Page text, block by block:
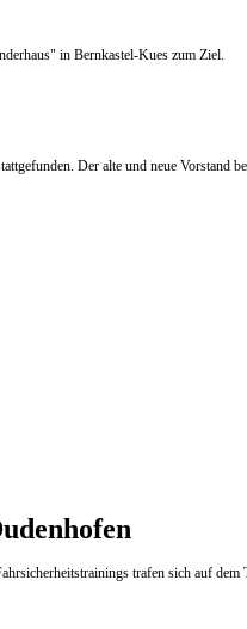
in Bernkastel-Kues zum Ziel.
Der alte und neue Vorstand
trafen sich auf